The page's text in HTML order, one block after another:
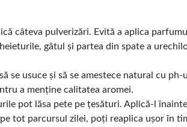
câteva pulverizări. Evită a aplica
gâtul și partea din spate a
se usuce și să se amestece natural cu ph-
a menține calitatea aromei.
pot lăsa pete pe țesături. Aplică-l
tot parcursul zilei, poți reaplica ușor în